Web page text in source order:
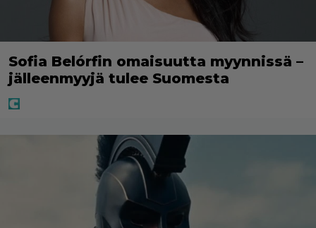
Sofia Belórfin omaisuutta myynnissä –
jälleenmyyjä tulee Suomesta